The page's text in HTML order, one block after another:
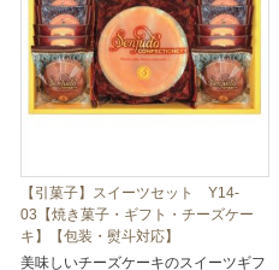
【引菓子】スイーツセット Y14-
03【焼き菓子・ギフト・チーズケー
キ】【包装・熨斗対応】
美味しいチーズケーキのスイーツギフ